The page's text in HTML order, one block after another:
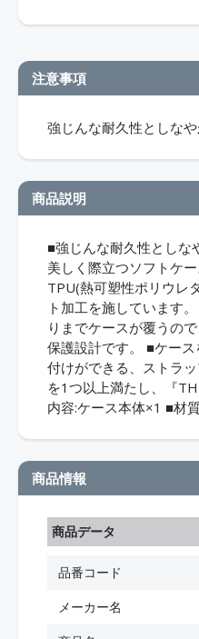
注意事項
強じんな耐久性としな
商品説明
■強じんな耐久性としな
美しく際立つソフトケ
TPU(熱可塑性ポリウレ
ト加工を施しています
りまでケースが覆うの
保護設計です。 ■ケー
付けができる、ストラ
を1つ以上満たし、『
内容:ケース本体×1 ■材
商品情報
商品データ
品番コード
メーカー名